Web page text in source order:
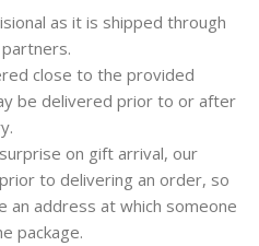
as it is shipped through
close to the provided
be delivered prior to or after
on gift arrival, our
to delivering an order, so
address at which someone
package.